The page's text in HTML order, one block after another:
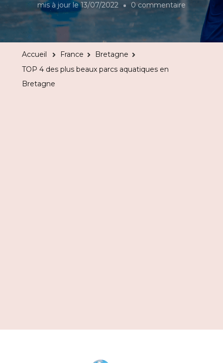
mis à jour le13/07/2022 0 commentaire
TOP
Accueil France
Bretagne
TOP 4 des plus beaux parcs aquatiques en
Bretagne